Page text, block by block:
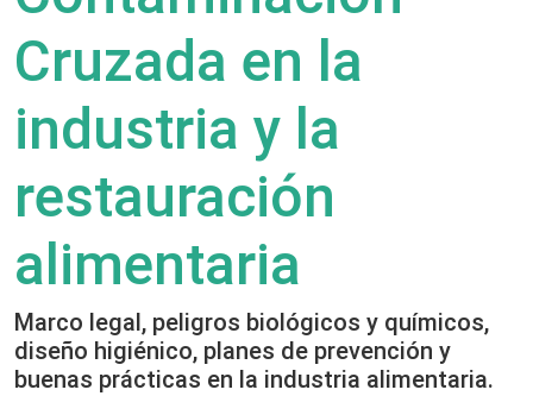
Cruzada en la
industria y la
restauración
alimentaria
Marco legal, peligros biológicos y químicos,
diseño higiénico, planes de prevención y
buenas prácticas en la industria alimentaria.